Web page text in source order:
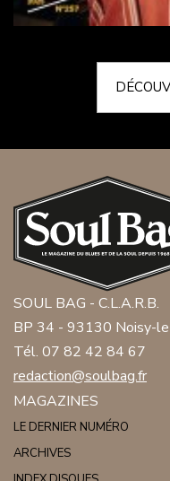
SOUL BAG - C.L.A.R.B.
BP 34 - 93130 Noisy-
Tél. 07 82 42 84 67
redaction@soulbag.fr
MAGAZINES
LE DERNIER NUMÉRO
ARCHIVES